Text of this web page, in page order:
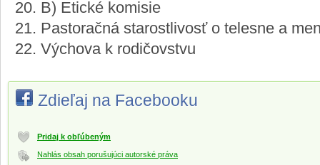
20. B) Etické komisie
21. Pastoračná starostlivosť o telesne a
22. Výchova k rodičovstvu
Zdieľaj na Facebooku
Pridaj k obľúbeným
Nahlás obsah porušujúci autorské práva